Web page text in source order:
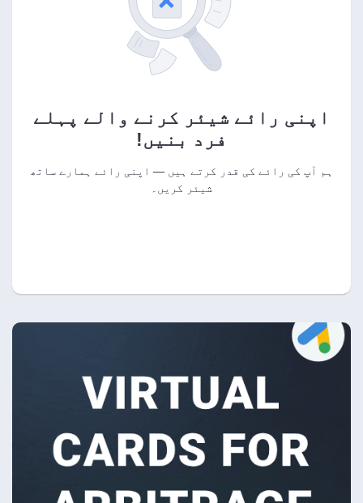
اپنی رائے شیئر کرنے والے پہلے
فرد بنیں!
ہم آپ کی رائے کی قدر کرتے ہیں — اپنی رائے ہمارے ساتھ
شیئر کریں۔